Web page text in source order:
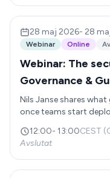
hur AI-agenter kan bli
arbete.
28 maj 2026- 28
Webinar Online
Webinar: The
Governance &
Nils Janse shares
once teams start
reviewed, what data
performance should
when something goes wrong. He’ll
conversations worth
12:00- 13:00CEST
Avslutat